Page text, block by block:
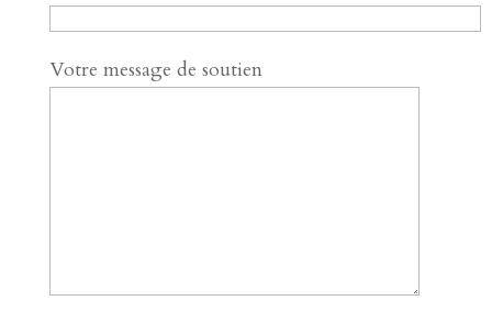
Votre message de soutien